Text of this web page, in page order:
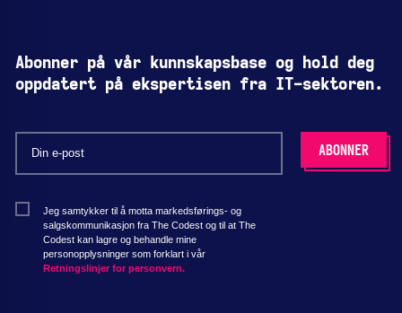
Abonner på vår kunnskapsbase og hold deg
oppdatert på ekspertisen fra IT-sektoren.
Jeg samtykker til å motta markedsførings- og
salgskommunikasjon fra The Codest og til at The
Codest kan lagre og behandle mine
personopplysninger som forklart i vår
Retningslinjer for personvern.